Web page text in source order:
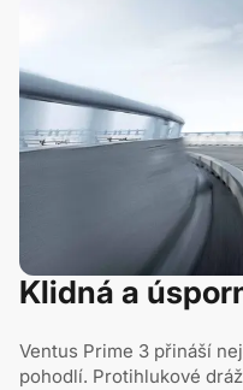
Klidná a
Ventus Prime 3 přináší
pohodlí. Protihlukové